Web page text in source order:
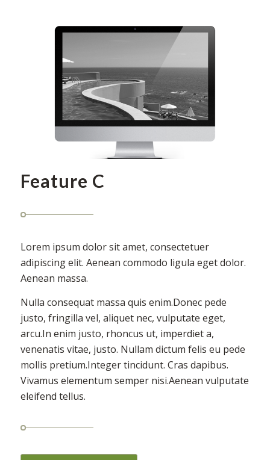
Feature C
Lorem ipsum dolor sit amet, consectetuer
adipiscing elit. Aenean commodo ligula eget dolor.
Aenean massa.
Nulla consequat massa quis enim.Donec pede
justo, fringilla vel, aliquet nec, vulputate eget,
arcu.In enim justo, rhoncus ut, imperdiet a,
venenatis vitae, justo. Nullam dictum felis eu pede
mollis pretium.Integer tincidunt. Cras dapibus.
Vivamus elementum semper nisi.Aenean vulputate
eleifend tellus.